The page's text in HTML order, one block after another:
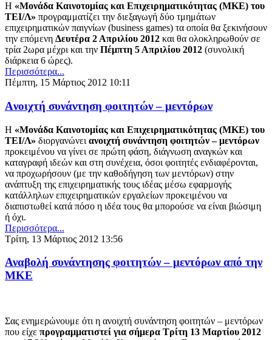
Η «Μονάδα Καινοτομίας και Επιχειρηματικότητας (ΜΚΕ) του
ΤΕΙ/Λ» προγραμματίζει την διεξαγωγή δύο τμημάτων
επιχειρηματικών παιγνίων (business games) τα οποία θα ξεκινήσουν
την επόμενη Δευτέρα 2 Απριλίου 2012 και θα ολοκληρωθούν σε
τρία 2ωρα μέχρι και την Πέμπτη 5 Απριλίου 2012 (συνολική
διάρκεια 6 ώρες).
Περισσότερα...
Πέμπτη, 15 Μάρτιος 2012 10:11
Aνοιχτή συνάντηση φοιτητών – μεντόρων
Η «Μονάδα Καινοτομίας και Επιχειρηματικότητας (ΜΚΕ) του
ΤΕΙ/Λ» διοργανώνει ανοιχτή συνάντηση φοιτητών – μεντόρων
προκειμένου να γίνει σε πρώτη φάση, διάγνωση αναγκών και
καταγραφή ιδεών και στη συνέχεια, όσοι φοιτητές ενδιαφέρονται,
να προχωρήσουν (με την καθοδήγηση των μεντόρων) στην
ανάπτυξη της επιχειρηματικής τους ιδέας μέσω εφαρμογής
κατάλληλων επιχειρηματικών εργαλείων προκειμένου να
διαπιστωθεί κατά πόσο η ιδέα τους θα μπορούσε να είναι βιώσιμη
ή όχι.
Περισσότερα...
Τρίτη, 13 Μάρτιος 2012 13:56
Αναβολή συνάντησης φοιτητών – μεντόρων από την
ΜΚΕ
Σας ενημερώνουμε ότι η ανοιχτή συνάντηση φοιτητών – μεντόρων
που είχε προγραμματιστεί για σήμερα Τρίτη 13 Μαρτίου 2012